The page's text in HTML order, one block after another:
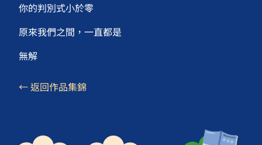
你的判別式小於零
原來我們之間，一直都是
無解
← 返回作品集錦